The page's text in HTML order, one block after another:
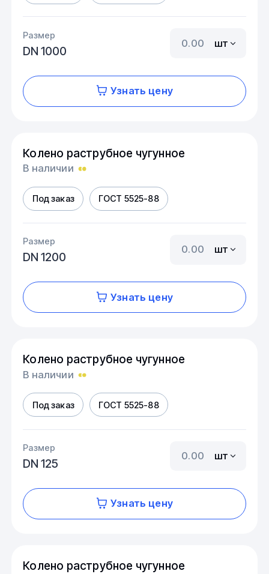
Размер
DN 1000
шт
Узнать цену
Колено раструбное чугунное
В наличии
Под заказ ГОСТ 5525-88
Размер
DN 1200
шт
Узнать цену
Колено раструбное чугунное
В наличии
Под заказ ГОСТ 5525-88
Размер
DN 125
шт
Узнать цену
Колено раструбное чугунное